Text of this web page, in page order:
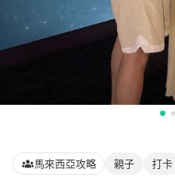
馬來西亞攻略 親子 打卡